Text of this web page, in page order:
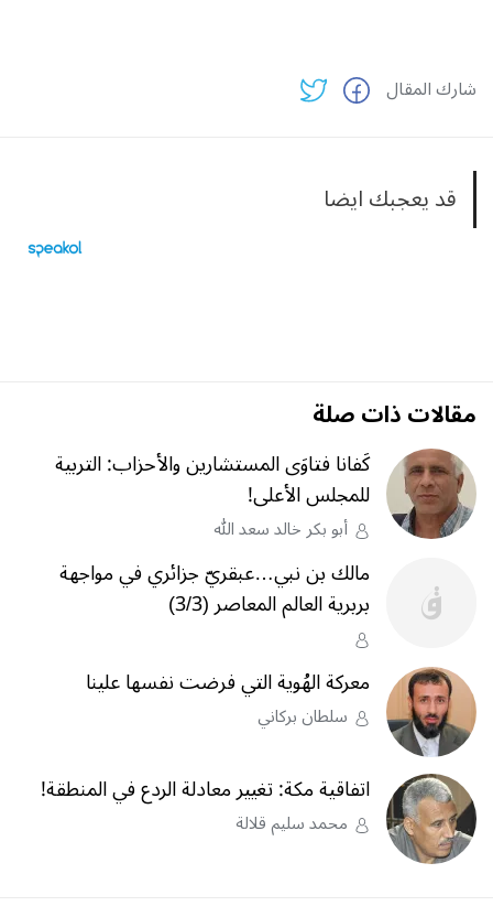
شارك المقال
قد يعجبك ايضا
مقالات ذات صلة
كَفانا فتاوَى المستشارين والأحزاب: التربية
للمجلس الأعلى!
أبو بكر خالد سعد الله
مالك بن نبي…عبقريّ جزائري في مواجهة
بربرية العالم المعاصر (3/3)
معركة الهُوية التي فرضت نفسها علينا
سلطان بركاني
اتفاقية مكة: تغيير معادلة الردع في المنطقة!
محمد سليم قلالة